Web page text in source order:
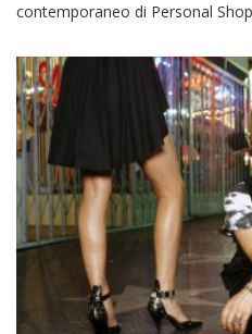
contemporaneo di Personal